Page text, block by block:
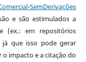
SemDerivações
e são estimulados a
(ex.: em repositórios
já que isso pode gerar
impacto e a citação do